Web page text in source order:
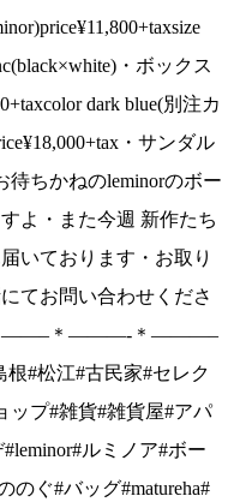
わせください！・本
＊———-＊———–＊
島根#松江#古民家#
イルショップ#雑貨#
春夏#コーデ
#カットソー
#matureha#ボック
ブルー#ロインツ
・ボックス
dark blue(別注カ
・サンダル
待ちかねのleminorのボー
よ・また今週 新作たち
いております・お取り
てお問い合わせくださ
・——–＊———-＊———–
#松江#古民家#セレク
ップ#雑貨#雑貨屋#アパ
ルミノア#ボー
のぐ#バッグ#matureha#